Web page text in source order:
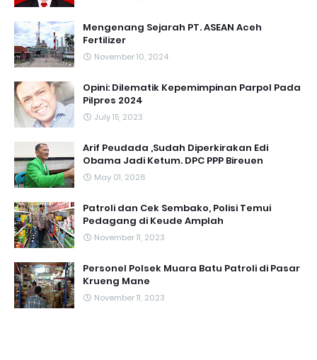
Mengenang Sejarah PT. ASEAN Aceh
Fertilizer
November 10, 2024
Opini: Dilematik Kepemimpinan Parpol Pada
Pilpres 2024
July 15, 2023
Arif Peudada ,Sudah Diperkirakan Edi
Obama Jadi Ketum. DPC PPP Bireuen
May 01, 2026
Patroli dan Cek Sembako, Polisi Temui
Pedagang di Keude Amplah
November 11, 2023
Personel Polsek Muara Batu Patroli di Pasar
Krueng Mane
November 11, 2023